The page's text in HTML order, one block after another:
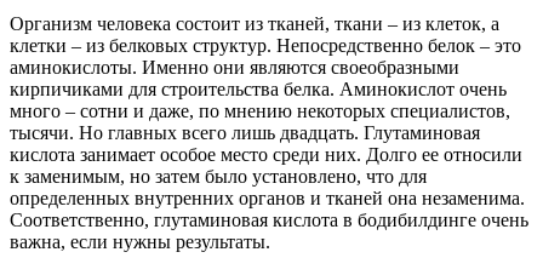
Организм человека состоит из тканей, ткани – из клеток, а
клетки – из белковых структур. Непосредственно белок – это
аминокислоты. Именно они являются своеобразными
кирпичиками для строительства белка. Аминокислот очень
много – сотни и даже, по мнению некоторых специалистов,
тысячи. Но главных всего лишь двадцать. Глутаминовая
кислота занимает особое место среди них. Долго ее относили
к заменимым, но затем было установлено, что для
определенных внутренних органов и тканей она незаменима.
Соответственно, глутаминовая кислота в бодибилдинге очень
важна, если нужны результаты.